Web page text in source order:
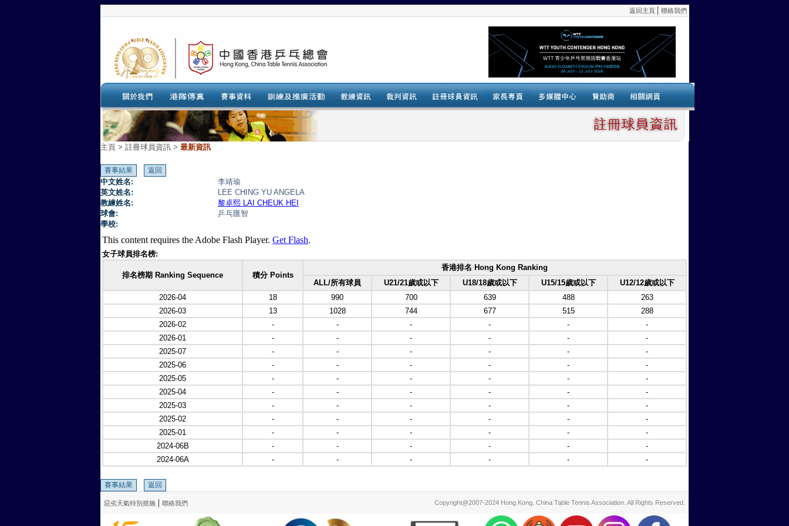
主頁 > 註冊球員資訊 > 最新資訊
中文姓名:
李靖瑜
英文姓名:
LEE CHING YU ANGELA
教練姓名:
黎卓熙 LAI CHEUK HEI
球會:
乒乓匯智
學校:
This content requires the Adobe Flash Player. Get Flash.
女子球員排名榜:
排名榜期 Ranking Sequence 積分 Points
香港排名 Hong Kong Ranking
ALL/所有球員
U21/21歲或以下 U18/18歲或以下 U15/15歲或以下
U12/12歲或以下
2026-04
18 990 700 639 488
263
2026-03
13 1028 744 677 515
288
2026-02
- - - - -
-
2026-01
- - - - -
-
2025-07
- - - - -
-
2025-06
- - - - -
-
2025-05
- - - - -
-
2025-04
- - - - -
-
2025-03
- - - - -
-
2025-02
- - - - -
-
2025-01
- - - - -
-
2024-06B
- - - - -
-
2024-06A
- - - - - -